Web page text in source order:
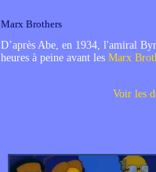
Marx Brothers
D’après Abe, en 1934, l'amiral
heures à peine avant les Marx
Voir les